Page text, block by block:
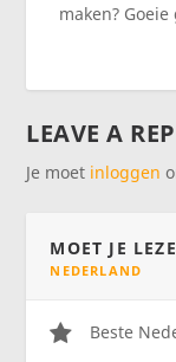
maken?
LEAVE A
Je moet inloggen
MOET JE
NEDERLAND
Beste